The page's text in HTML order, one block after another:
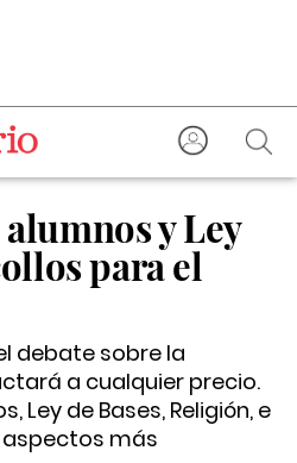
y Ley
para el
debate sobre la
a cualquier precio.
Ley de Bases, Religión, e
más